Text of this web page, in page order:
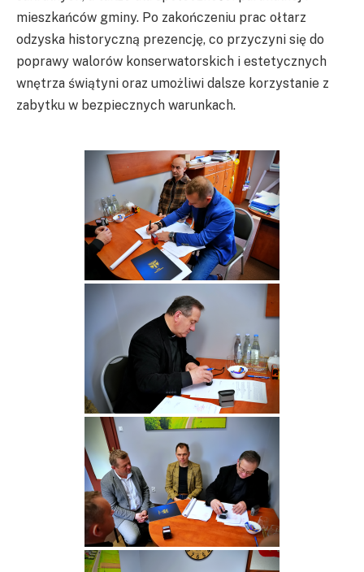
mieszkańców gminy. Po zakończeniu prac ołtarz
odzyska historyczną prezencję, co przyczyni się do
poprawy walorów konserwatorskich i estetycznych
wnętrza świątyni oraz umożliwi dalsze korzystanie z
zabytku w bezpiecznych warunkach.